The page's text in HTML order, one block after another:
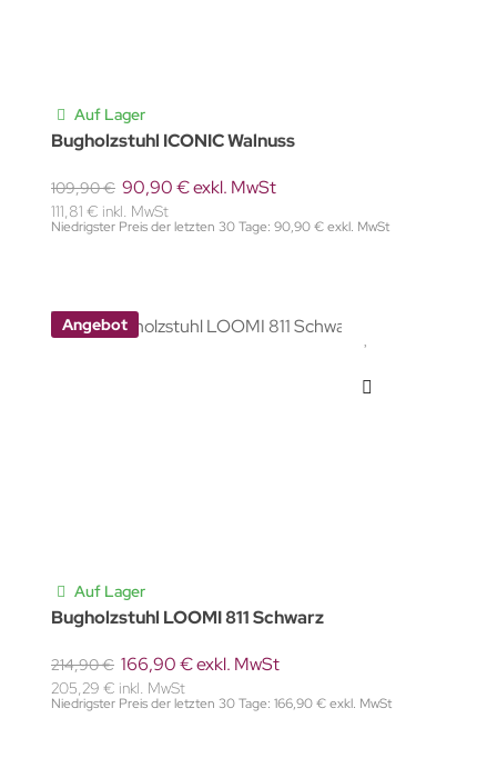
Auf Lager
Bugholzstuhl ICONIC Walnuss
109,90 € 90,90 € exkl. MwSt
111,81 € inkl. MwSt
Niedrigster Preis der letzten 30 Tage: 90,90 € exkl. MwSt
Angebot
Auf Lager
Bugholzstuhl LOOMI 811 Schwarz
214,90 € 166,90 € exkl. MwSt
205,29 € inkl. MwSt
Niedrigster Preis der letzten 30 Tage: 166,90 € exkl. MwSt